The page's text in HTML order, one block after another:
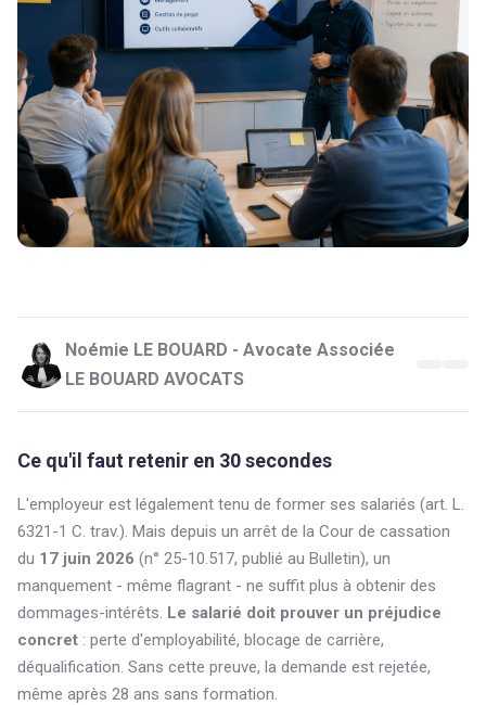
Noémie LE BOUARD - Avocate Associée
LE BOUARD AVOCATS
Ce qu'il faut retenir en 30 secondes
L'employeur est légalement tenu de former ses salariés (art. L.
6321-1 C. trav.). Mais depuis un arrêt de la Cour de cassation
du 17 juin 2026 (n° 25-10.517, publié au Bulletin), un
manquement - même flagrant - ne suffit plus à obtenir des
dommages-intérêts. Le salarié doit prouver un préjudice
concret : perte d'employabilité, blocage de carrière,
déqualification. Sans cette preuve, la demande est rejetée,
même après 28 ans sans formation.